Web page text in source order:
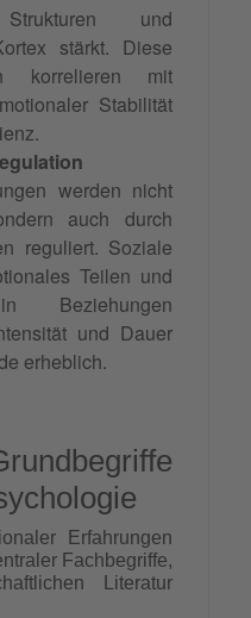
und
stärkt. Diese
korrelieren mit
Stabilität
werden nicht
auch durch
reguliert. Soziale
Teilen und
Beziehungen
und Dauer
erheblich.
Erfahrungen
Fachbegriffe,
Literatur